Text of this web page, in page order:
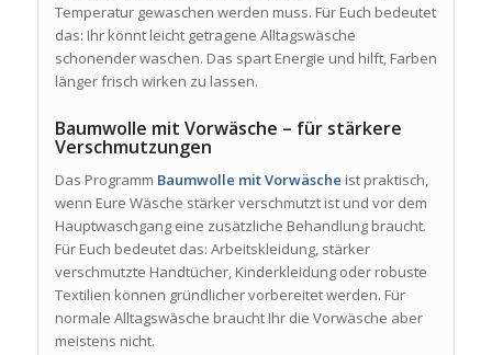
Temperatur gewaschen werden muss. Für Euch bedeutet
das: Ihr könnt leicht getragene Alltagswäsche
schonender waschen. Das spart Energie und hilft, Farben
länger frisch wirken zu lassen.
Baumwolle mit Vorwäsche – für stärkere
Verschmutzungen
Das Programm Baumwolle mit Vorwäsche ist praktisch,
wenn Eure Wäsche stärker verschmutzt ist und vor dem
Hauptwaschgang eine zusätzliche Behandlung braucht.
Für Euch bedeutet das: Arbeitskleidung, stärker
verschmutzte Handtücher, Kinderkleidung oder robuste
Textilien können gründlicher vorbereitet werden. Für
normale Alltagswäsche braucht Ihr die Vorwäsche aber
meistens nicht.